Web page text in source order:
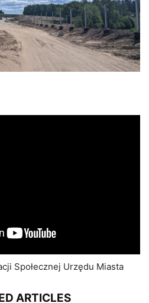
Społecznej Urzędu Miasta
ARTICLES